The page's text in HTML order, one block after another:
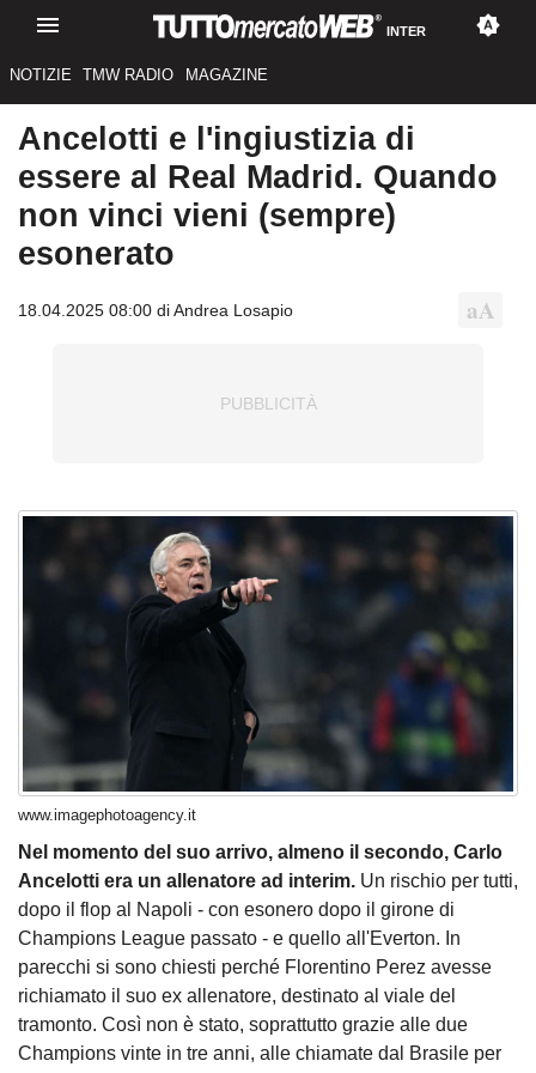
INTER
NOTIZIE TMW RADIO MAGAZINE
Ancelotti e l'ingiustizia di
essere al Real Madrid. Quando
non vinci vieni (sempre)
esonerato
18.04.2025 08:00 di Andrea Losapio
www.imagephotoagency.it
Nel momento del suo arrivo, almeno il secondo, Carlo
Ancelotti era un allenatore ad interim. Un rischio per tutti,
dopo il flop al Napoli - con esonero dopo il girone di
Champions League passato - e quello all'Everton. In
parecchi si sono chiesti perché Florentino Perez avesse
richiamato il suo ex allenatore, destinato al viale del
tramonto. Così non è stato, soprattutto grazie alle due
Champions vinte in tre anni, alle chiamate dal Brasile per